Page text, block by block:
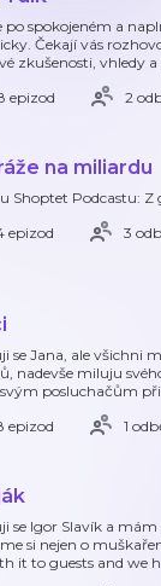
po spokojeném a
Čekají vás
zkušenosti, vhledy
epizod
2
na miliardu
Shoptet Podcastu:
epizod
3
se Jana, ale všichni
nadevše miluju
posluchačům
epizod
1
se Igor Slavík a
si nejen o
it to guests and we